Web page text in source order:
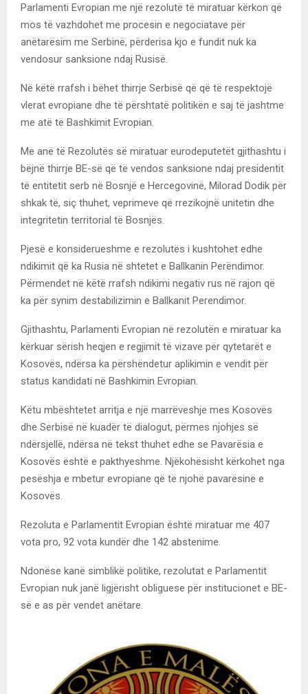
Parlamenti Evropian me njё rezolutё tё miratuar kёrkon qё
mos të vazhdohet me procesin e negociatave për
anёtarёsim me Serbinë, pёrderisa kjo e fundit nuk ka
vendosur sanksione ndaj Rusisё.
Në kёtё rrafsh i bëhet thirrje Serbisё qё që të respektojë
vlerat evropiane dhe të përshtatë politikën e saj të jashtme
me atë të Bashkimit Evropian.
Me anё tё Rezolutёs sё miratuar eurodeputetët gjithashtu i
bёjnё thirrje BE-sё qё tё vendos sanksione ndaj presidentit
tё entitetit serb nё Bosnjё e Hercegovinё, Milorad Dodik pёr
shkak tё, siç thuhet, veprimeve që rrezikojnë unitetin dhe
integritetin territorial të Bosnjёs.
Pjesё e konsiderueshme e rezolutёs i kushtohet edhe
ndikimit qё ka Rusia nё shtetet e Ballkanin Perëndimor.
Pёrmendet nё kёtё rrafsh ndikimi negativ rus nё rajon qё
ka pёr synim destabilizimin e Ballkanit Perendimor.
Gjithashtu, Parlamenti Evropian në rezolutёn e miratuar ka
kёrkuar sёrish heqjen e regjimit tё vizave pёr qytetarët e
Kosovёs, ndёrsa ka pёrshёndetur aplikimin e vendit pёr
status kandidati nё Bashkimin Evropian.
Këtu mbështetet arritja e një marrëveshje mes Kosovës
dhe Serbisë në kuadër të dialogut, përmes njohjes së
ndërsjellë, ndёrsa nё tekst thuhet edhe se Pavarësia e
Kosovës është e pakthyeshme. Njёkohёsisht kёrkohet nga
pesëshja e mbetur evropiane qё tё njohё pavarёsinё e
Kosovёs.
Rezoluta e Parlamentit Evropian ёshtё miratuar me 407
vota pro, 92 vota kundёr dhe 142 abstenime.
Ndonёse kanё simblikё politike, rezolutat e Parlamentit
Evropian nuk janё ligjërisht obliguese pёr institucionet e BE-
së e as pёr vendet anëtare.